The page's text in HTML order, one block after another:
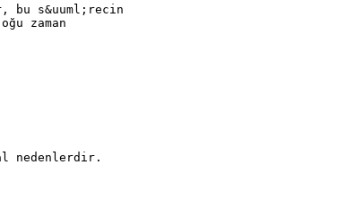
bu s&uuml;recin
zaman
nedenlerdir.